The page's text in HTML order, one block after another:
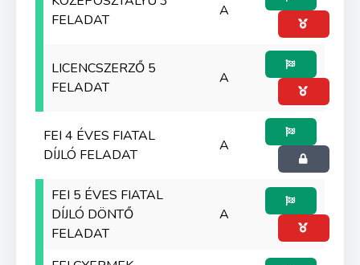
FELADAT
A
LICENCSZERZŐ 5
FELADAT
A
FEI 4 ÉVES FIATAL
DÍJLÓ FELADAT
A
FEI 5 ÉVES FIATAL
DÍJLÓ DÖNTŐ
FELADAT
A